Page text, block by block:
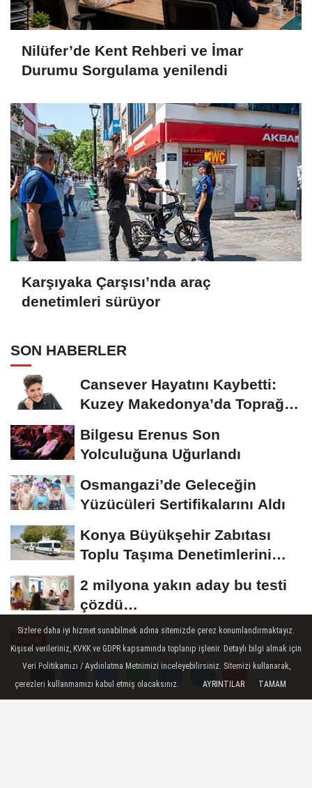
Yorumlar
Nilüfer’de Kent Rehberi ve İmar
Durumu Sorgulama yenilendi
Karşıyaka Çarşısı’nda araç
denetimleri sürüyor
SON HABERLER
Cansever Hayatını Kaybetti:
Kuzey Makedonya’da Toprağa
Bilgesu Erenus Son
Yolculuğuna Uğurlandı
Osmangazi’de Geleceğin
Yüzücüleri Sertifikalarını Aldı
Konya Büyükşehir Zabıtası
Toplu Taşıma Denetimlerini
2 milyona yakın aday bu testi
çözdü…
Yayınlanma: 09 Mayıs 2026 - 16:29
Başkan Topaloğlu öğrenci
Yorumlar
Sizlere daha iyi hizmet sunabilmek adına sitemizde çerez konumlandırmaktayız.
Kişisel verileriniz, KVKK ve GDPR kapsamında toplanıp işlenir. Detaylı bilgi almak için
Veri Politikamızı / Aydınlatma Metnimizi inceleyebilirsiniz. Sitemizi kullanarak,
çerezleri kullanmamızı kabul etmiş olacaksınız.
AYRINTILAR TAMAM